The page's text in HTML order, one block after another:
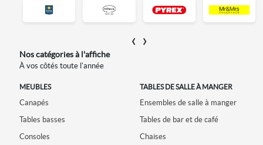
‹ ›
Nos catégories à l'affiche
À vos côtés toute l'année
MEUBLES
Canapés
Tables basses
Consoles
TABLES DE SALLE À MANGER
Ensembles de salle à manger
Tables de bar et de café
Chaises